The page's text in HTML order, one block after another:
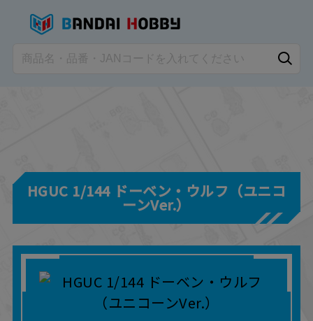
HGUC 1/144 ドーベン・ウルフ（ユニコ
ーンVer.）